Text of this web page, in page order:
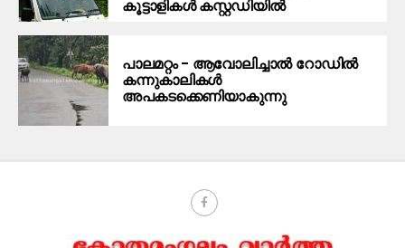
കൂട്ടാളികൾ കസ്റ്റഡിയിൽ
പാലമറ്റം – ആവോലിച്ചാൽ റോഡിൽ
കന്നുകാലികൾ
അപകടക്കെണിയാകുന്നു